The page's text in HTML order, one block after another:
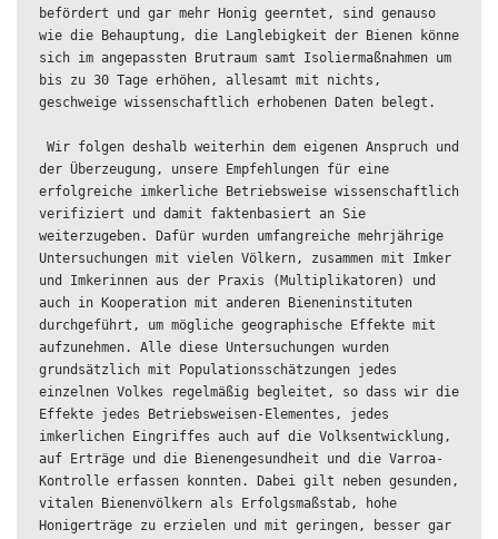
befördert und gar mehr Honig geerntet, sind genauso
wie die Behauptung, die Langlebigkeit der Bienen könne
sich im angepassten Brutraum samt Isoliermaßnahmen um
bis zu 30 Tage erhöhen, allesamt mit nichts,
geschweige wissenschaftlich erhobenen Daten belegt.
Wir folgen deshalb weiterhin dem eigenen Anspruch und
der Überzeugung, unsere Empfehlungen für eine
erfolgreiche imkerliche Betriebsweise wissenschaftlich
verifiziert und damit faktenbasiert an Sie
weiterzugeben. Dafür wurden umfangreiche mehrjährige
Untersuchungen mit vielen Völkern, zusammen mit Imker
und Imkerinnen aus der Praxis (Multiplikatoren) und
auch in Kooperation mit anderen Bieneninstituten
durchgeführt, um mögliche geographische Effekte mit
aufzunehmen. Alle diese Untersuchungen wurden
grundsätzlich mit Populationsschätzungen jedes
einzelnen Volkes regelmäßig begleitet, so dass wir die
Effekte jedes Betriebsweisen-Elementes, jedes
imkerlichen Eingriffes auch auf die Volksentwicklung,
auf Erträge und die Bienengesundheit und die Varroa-
Kontrolle erfassen konnten. Dabei gilt neben gesunden,
vitalen Bienenvölkern als Erfolgsmaßstab, hohe
Honigerträge zu erzielen und mit geringen, besser gar